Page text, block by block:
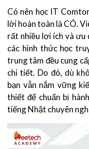
Có nên học IT
lời hoàn toàn là CÓ.
rất nhiều lợi ích và ưu
các hình thức học
trung tâm đều cung
chi tiết. Do đó, dù
bạn vẫn nắm vững
thiết để chuẩn bị
tiếng Nhật chuyên